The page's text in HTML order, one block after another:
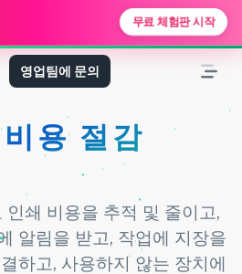
무료 체험판 시작
영업팀에 문의
서별 비용 관
리
인쇄 비용을 추적 및 줄이고,
알림을 받고, 작업에 지장을
하고, 사용하지 않는 장치에